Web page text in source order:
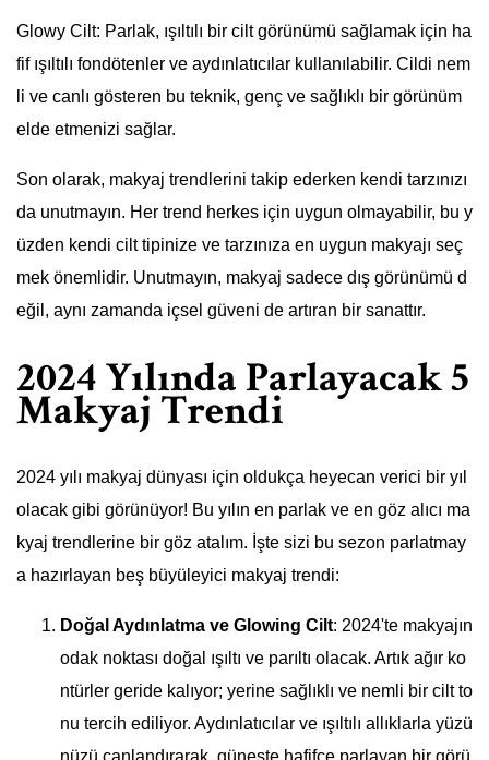
Glowy Cilt: Parlak, ışıltılı bir cilt görünümü sağlamak için ha
fif ışıltılı fondötenler ve aydınlatıcılar kullanılabilir. Cildi nem
li ve canlı gösteren bu teknik, genç ve sağlıklı bir görünüm
elde etmenizi sağlar.
Son olarak, makyaj trendlerini takip ederken kendi tarzınızı
da unutmayın. Her trend herkes için uygun olmayabilir, bu y
üzden kendi cilt tipinize ve tarzınıza en uygun makyajı seç
mek önemlidir. Unutmayın, makyaj sadece dış görünümü d
eğil, aynı zamanda içsel güveni de artıran bir sanattır.
2024 Yılında Parlayacak 5
Makyaj Trendi
2024 yılı makyaj dünyası için oldukça heyecan verici bir yıl
olacak gibi görünüyor! Bu yılın en parlak ve en göz alıcı ma
kyaj trendlerine bir göz atalım. İşte sizi bu sezon parlatmay
a hazırlayan beş büyüleyici makyaj trendi:
Doğal Aydınlatma ve Glowing Cilt: 2024'te makyajın
odak noktası doğal ışıltı ve parıltı olacak. Artık ağır ko
ntürler geride kalıyor; yerine sağlıklı ve nemli bir cilt to
nu tercih ediliyor. Aydınlatıcılar ve ışıltılı allıklarla yüzü
nüzü canlandırarak, güneşte hafifçe parlayan bir görü